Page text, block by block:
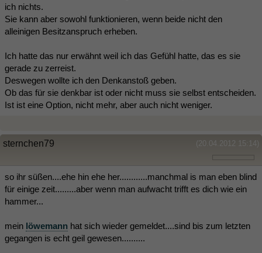
ich nichts.
Sie kann aber sowohl funktionieren, wenn beide nicht den
alleinigen Besitzanspruch erheben.
Ich hatte das nur erwähnt weil ich das Gefühl hatte, das es sie
gerade zu zerreist.
Deswegen wollte ich den Denkanstoß geben.
Ob das für sie denkbar ist oder nicht muss sie selbst entscheiden.
Ist ist eine Option, nicht mehr, aber auch nicht weniger.
(20.04.2012 15:14)
sternchen79
so ihr süßen....ehe hin ehe her............manchmal is man eben blind
für einige zeit.........aber wenn man aufwacht trifft es dich wie ein
hammer...
mein löwemann hat sich wieder gemeldet....sind bis zum letzten
gegangen is echt geil gewesen..........